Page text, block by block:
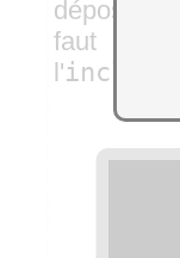
déposer
faut pas
l'include